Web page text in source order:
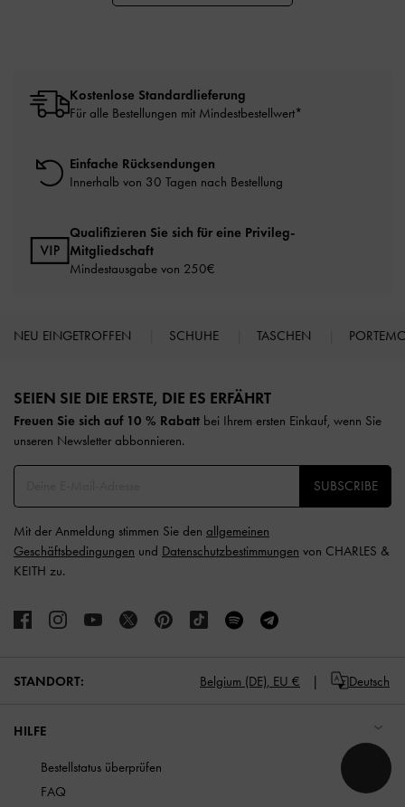
Kostenlose Standardlieferung
Für alle Bestellungen mit Mindestbestellwert*
Einfache Rücksendungen
Innerhalb von 30 Tagen nach Bestellung
Qualifizieren Sie sich für eine Privileg-
Mitgliedschaft
Mindestausgabe von 250€
NEU EINGETROFFEN SCHUHE TASCHEN
SEIEN SIE DIE ERSTE, DIE ES ERFÄHRT​
Freuen Sie sich auf 10 % Rabatt bei Ihrem ersten Einkauf, wenn Sie
unseren Newsletter abbonnieren.​
SUBSCRIBE
Mit der Anmeldung stimmen Sie den allgemeinen
Geschäftsbedingungen und Datenschutzbestimmungen von CHARLES &
KEITH zu.
STANDORT: Belgium (DE), EU € Deutsch
HILFE
Bestellstatus überprüfen
FAQ